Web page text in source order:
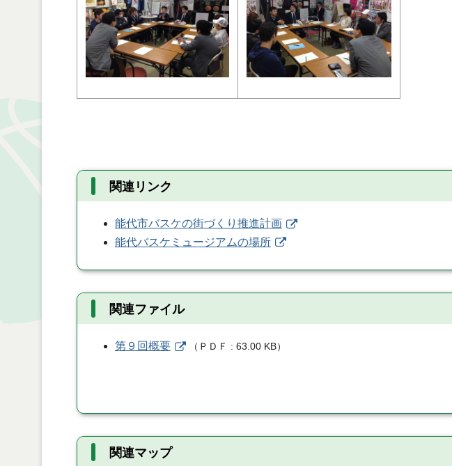
関連リンク
能代市バスケの街づくり推進計画
能代バスケミュージアムの場所
関連ファイル
第９回概要 （ ＰＤＦ 63.00 KB）
関連マップ